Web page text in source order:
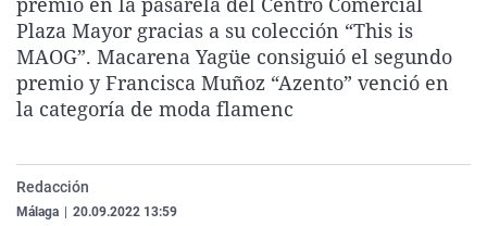
La rosa de los vientos
Gente viajera
Como el perro y el
Caso
Retornados
Equipo de
Extremadura
Galicia
La Rioja
País Vasco
Virales
Televisión
Elecciones
Plaza Mayor gracias a su colección “This is
MAOG”. Macarena Yagüe consiguió el segundo
premio y Francisca Muñoz “Azento” venció en
la categoría de moda flamenc
Redacción
Málaga 20.09.2022 13:59